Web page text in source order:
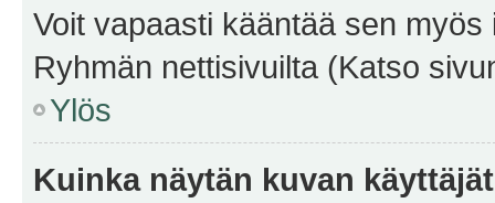
Voit vapaasti kääntää sen
Ryhmän nettisivuilta (Katso
Ylös
Kuinka näytän kuvan